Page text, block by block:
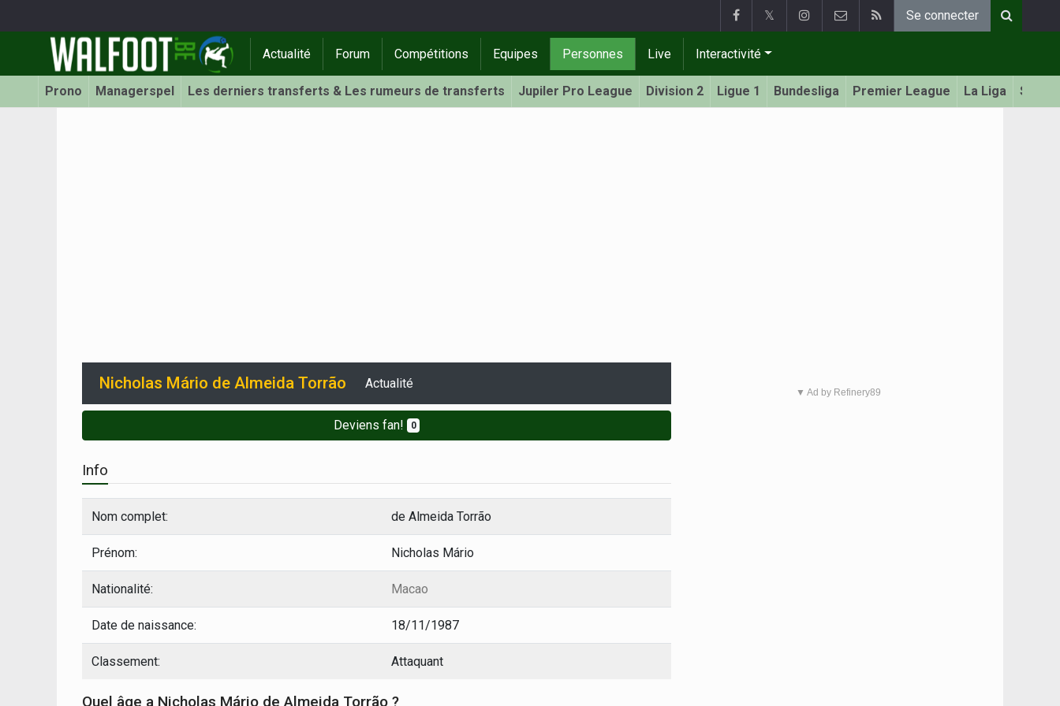
𝕏 Se connecter
Actualité Forum Compétitions Equipes Personnes Live Interactivité
Prono Managerspel Les derniers transferts & Les rumeurs de transferts Jupiler Pro League Division 2 Ligue 1 Bundesliga Premier League La Liga Serie
Nicholas Mário de Almeida Torrão Actualité
Deviens fan! 0
Info
Nom complet: de Almeida Torrão
Prénom: Nicholas Mário
Nationalité: Macao
Date de naissance: 18/11/1987
Classement: Attaquant
Quel âge a Nicholas Mário de Almeida Torrão ?
▼ Ad by Refinery89